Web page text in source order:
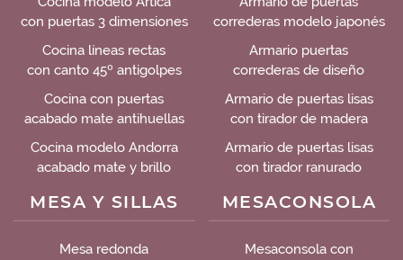
con puertas 3 dimensiones
Cocina líneas rectas
con canto 45º antigolpes
Cocina con puertas
acabado mate antihuellas
Cocina modelo Andorra
acabado mate y brillo
correderas modelo japonés
Armario puertas
correderas de diseño
Armario de puertas lisas
con tirador de madera
Armario de puertas lisas
con tirador ranurado
MESA Y SILLAS
Mesa redonda
MESACONSOLA
Mesaconsola con